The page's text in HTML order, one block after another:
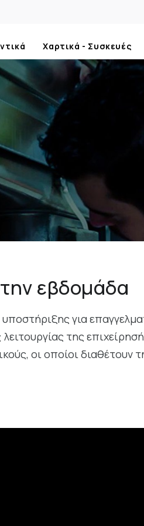
Χαρτικά - Συσκευές
εβδομάδα
για
της
οι οποίοι διαθέτουν